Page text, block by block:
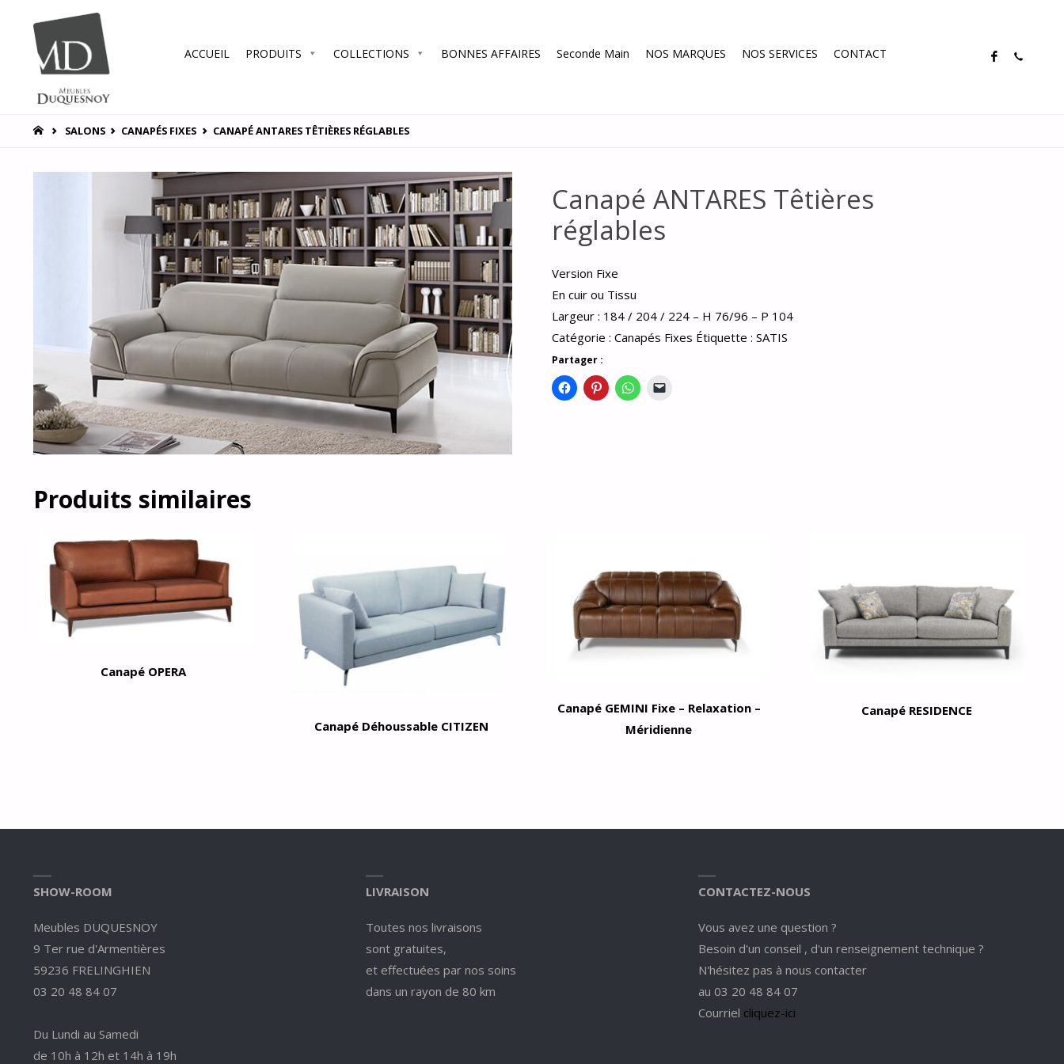
accompagner
to
ACCUEIL PRODUITS COLLECTIONS BONNES AFFAIRES Seconde Main NOS MARQUES NOS SERVICES CONTACT
HOMESALONS CANAPÉS FIXES CANAPÉ ANTARES TÊTIÈRES RÉGLABLES
Canapé ANTARES Têtières
réglables
Version Fixe
En cuir ou Tissu
Largeur : 184 / 204 / 224 – H 76/96 – P 104
Catégorie :Canapés Fixes Étiquette :SATIS
Partager :
Produits similaires
Canapé OPERA
Canapé Déhoussable CITIZEN
Canapé GEMINI Fixe – Relaxation –
Méridienne
Canapé RESIDENCE
SHOW-ROOM
Meubles DUQUESNOY
9 Ter rue d'Armentières
59236 FRELINGHIEN
03 20 48 84 07
Du Lundi au Samedi
de 10h à 12h et 14h à 19h
LIVRAISON
Toutes nos livraisons
sont gratuites,
et effectuées par nos soins
dans un rayon de 80 km
CONTACTEZ-NOUS
Vous avez une question ?
Besoin d'un conseil , d'un renseignement technique ?
N'hésitez pas à nous contacter
au 03 20 48 84 07
Courriel cliquez-ici